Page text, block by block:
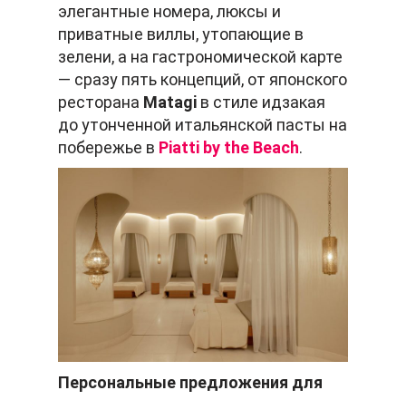
элегантные номера, люксы и
приватные виллы, утопающие в
зелени, а на гастрономической карте
— сразу пять концепций, от японского
ресторана Matagi в стиле идзакая
до утонченной итальянской пасты на
побережье в Piatti by the Beach.
Персональные предложения для